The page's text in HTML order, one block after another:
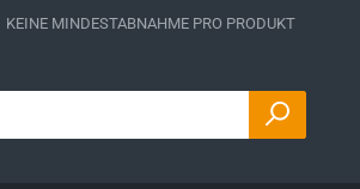
KEINE MINDESTABNAHME PRO PRODUKT